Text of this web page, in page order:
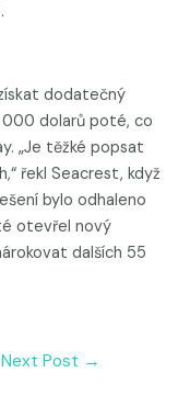
dodatečný
dolarů poté, co
„Je těžké popsat
řekl Seacrest, když
bylo odhaleno
otevřel nový
dalších 55
Next Post →